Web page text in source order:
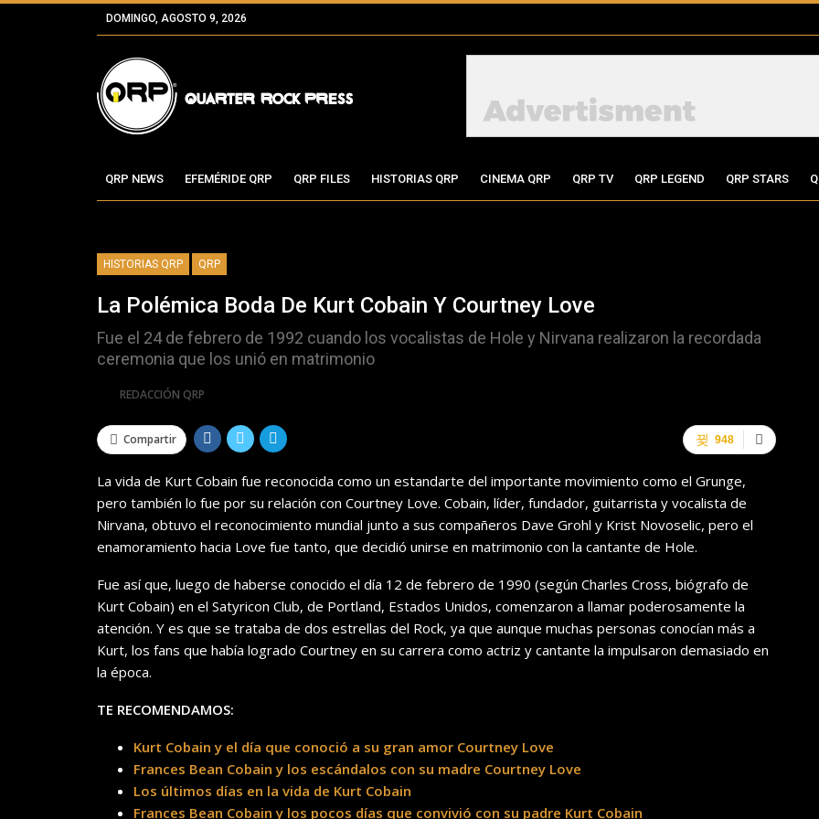
DOMINGO, AGOSTO 9, 2026
QRP NEWS EFEMÉRIDE QRP QRP FILES HISTORIAS QRP CINEMA QRP QRP TV QRP LEGEND QRP STARS
HISTORIAS QRP QRP
La Polémica Boda De Kurt Cobain Y Courtney Love
Fue el 24 de febrero de 1992 cuando los vocalistas de Hole y Nirvana realizaron la recordada
ceremonia que los unió en matrimonio
REDACCIÓN QRP
948
Compartir
La vida de Kurt Cobain fue reconocida como un estandarte del importante movimiento como el Grunge,
pero también lo fue por su relación con Courtney Love. Cobain, líder, fundador, guitarrista y vocalista de
Nirvana, obtuvo el reconocimiento mundial junto a sus compañeros Dave Grohl y Krist Novoselic, pero el
enamoramiento hacia Love fue tanto, que decidió unirse en matrimonio con la cantante de Hole.
Fue así que, luego de haberse conocido el día 12 de febrero de 1990 (según Charles Cross, biógrafo de
Kurt Cobain) en el Satyricon Club, de Portland, Estados Unidos, comenzaron a llamar poderosamente la
atención. Y es que se trataba de dos estrellas del Rock, ya que aunque muchas personas conocían más a
Kurt, los fans que había logrado Courtney en su carrera como actriz y cantante la impulsaron demasiado en
la época.
TE RECOMENDAMOS:
Kurt Cobain y el día que conoció a su gran amor Courtney Love
Frances Bean Cobain y los escándalos con su madre Courtney Love
Los últimos días en la vida de Kurt Cobain
Frances Bean Cobain y los pocos días que convivió con su padre Kurt Cobain